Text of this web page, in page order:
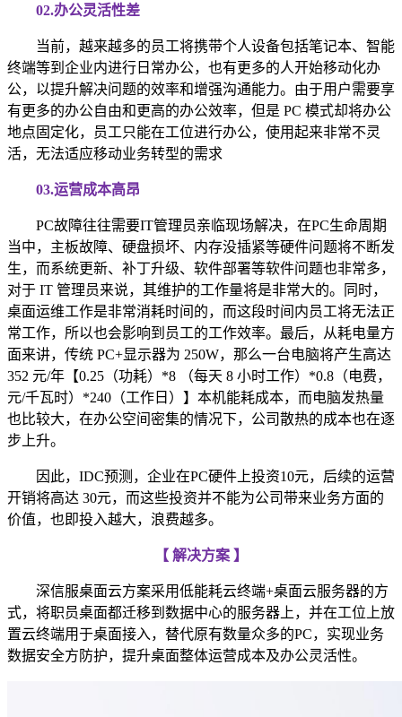
02.办公灵活性差
当前，越来越多的员工将携带个人设备包括笔记本、智能
终端等到企业内进行日常办公，也有更多的人开始移动化办
公，以提升解决问题的效率和增强沟通能力。由于用户需要享
有更多的办公自由和更高的办公效率，但是 PC 模式却将办公
地点固定化，员工只能在工位进行办公，使用起来非常不灵
活，无法适应移动业务转型的需求
03.运营成本高昂
PC故障往往需要IT管理员亲临现场解决，在PC生命周期
当中，主板故障、硬盘损坏、内存没插紧等硬件问题将不断发
生，而系统更新、补丁升级、软件部署等软件问题也非常多，
对于 IT 管理员来说，其维护的工作量将是非常大的。同时，
桌面运维工作是非常消耗时间的，而这段时间内员工将无法正
常工作，所以也会影响到员工的工作效率。最后，从耗电量方
面来讲，传统 PC+显示器为 250W，那么一台电脑将产生高达
352 元/年【0.25（功耗）*8 （每天 8 小时工作）*0.8（电费，
元/千瓦时）*240（工作日）】本机能耗成本，而电脑发热量
也比较大，在办公空间密集的情况下，公司散热的成本也在逐
步上升。
因此，IDC预测，企业在PC硬件上投资10元，后续的运营
开销将高达 30元，而这些投资并不能为公司带来业务方面的
价值，也即投入越大，浪费越多。
【 解决方案 】
深信服桌面云方案采用低能耗云终端+桌面云服务器的方
式，将职员桌面都迁移到数据中心的服务器上，并在工位上放
置云终端用于桌面接入，替代原有数量众多的PC，实现业务
数据安全方防护，提升桌面整体运营成本及办公灵活性。